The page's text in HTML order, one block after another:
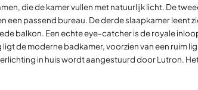
die de kamer vullen met natuurlijk licht. De
een passend bureau. De derde slaapkamer leent
balkon. Een echte eye-catcher is de royale
de moderne badkamer, voorzien van een ruim
in huis wordt aangestuurd door Lutron.